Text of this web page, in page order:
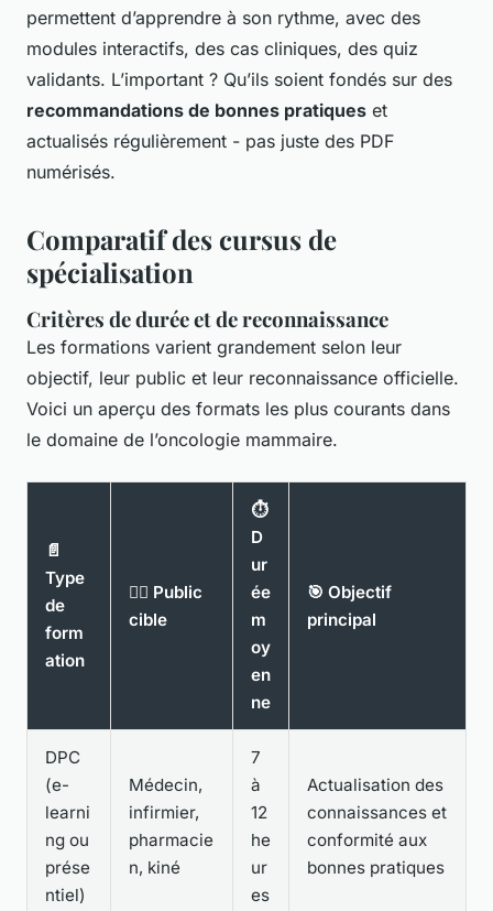
permettent d’apprendre à son rythme, avec des
modules interactifs, des cas cliniques, des quiz
validants. L’important ? Qu’ils soient fondés sur des
recommandations de bonnes pratiques et
actualisés régulièrement - pas juste des PDF
numérisés.
Comparatif des cursus de
spécialisation
Critères de durée et de reconnaissance
Les formations varient grandement selon leur
objectif, leur public et leur reconnaissance officielle.
Voici un aperçu des formats les plus courants dans
le domaine de l’oncologie mammaire.
📄
Type
de
form
ation
👩‍⚕️ Public
cible
⏱️
D
ur
ée
m
oy
en
ne
🎯 Objectif
principal
DPC
(e-
learni
ng ou
prése
ntiel)
Médecin,
infirmier,
pharmacie
n, kiné
7
à
12
he
ur
es
Actualisation des
connaissances et
conformité aux
bonnes pratiques